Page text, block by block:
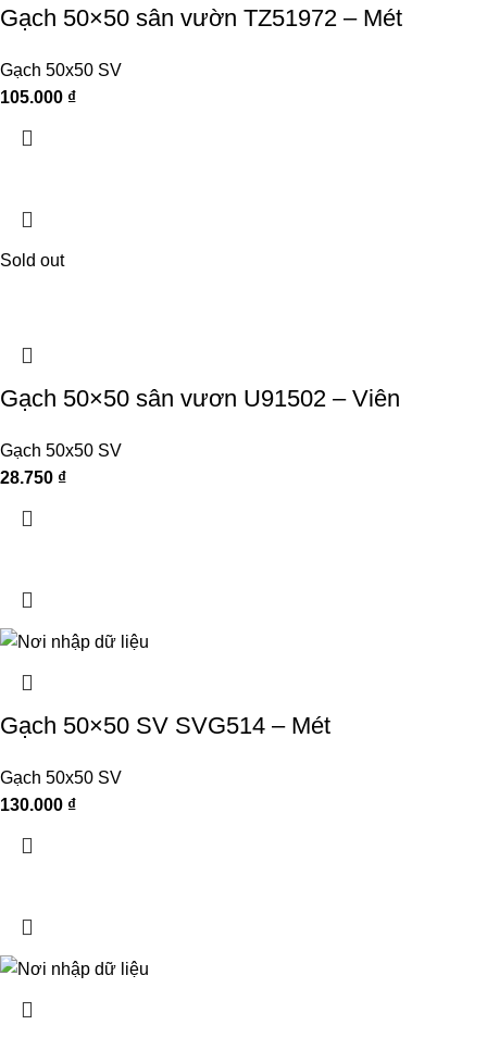
Gạch 50×50 sân vườn TZ51972 – Mét
Gạch 50x50 SV
105.000 ₫
Sold out
Gạch 50×50 sân vươn U91502 – Viên
Gạch 50x50 SV
28.750 ₫
Gạch 50×50 SV SVG514 – Mét
Gạch 50x50 SV
130.000 ₫